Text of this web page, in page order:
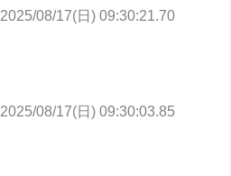
2025/08/17(日) 09:30:21.70
2025/08/17(日) 09:30:03.85